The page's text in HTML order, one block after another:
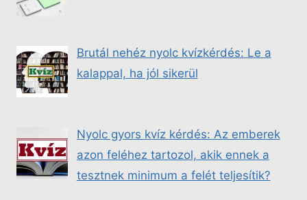
Brutál nehéz nyolc kvízkérdés: Le a
kalappal, ha jól sikerül
Nyolc gyors kvíz kérdés: Az emberek
azon feléhez tartozol, akik ennek a
tesztnek minimum a felét teljesítik?